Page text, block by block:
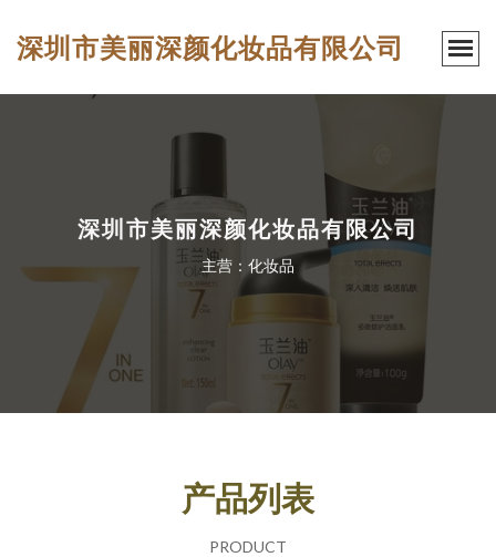
深圳市美丽深颜化妆品有限公司
深圳市美丽深颜化妆品有限公司
主营：化妆品
产品列表
PRODUCT